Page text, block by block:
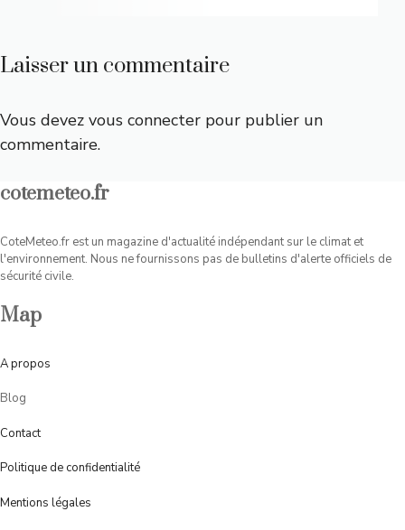
Laisser un commentaire
Vous devez vous connecter pour publier un
commentaire.
cotemeteo.fr
CoteMeteo.fr est un magazine d'actualité indépendant sur le climat et
l'environnement. Nous ne fournissons pas de bulletins d'alerte officiels de
sécurité civile.
Map
Apropos
Blog
Contact
Politique de confidentialité
Mentions légales